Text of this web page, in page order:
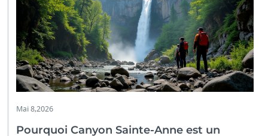
Mai 8,2026
Pourquoi Canyon Sainte-Anne est un